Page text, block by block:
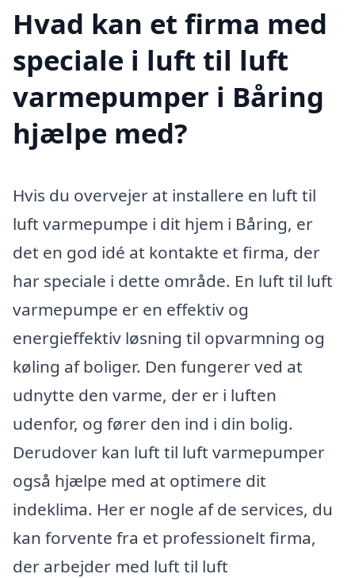
Hvad kan et firma med
speciale i luft til luft
varmepumper i Båring
hjælpe med?
Hvis du overvejer at installere en luft til
luft varmepumpe i dit hjem i Båring, er
det en god idé at kontakte et firma, der
har speciale i dette område. En luft til luft
varmepumpe er en effektiv og
energieffektiv løsning til opvarmning og
køling af boliger. Den fungerer ved at
udnytte den varme, der er i luften
udenfor, og fører den ind i din bolig.
Derudover kan luft til luft varmepumper
også hjælpe med at optimere dit
indeklima. Her er nogle af de services, du
kan forvente fra et professionelt firma,
der arbejder med luft til luft